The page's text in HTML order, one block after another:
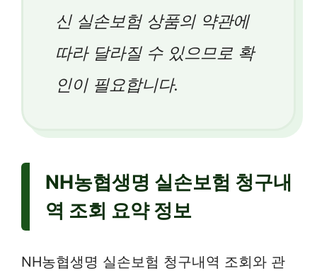
신 실손보험 상품의 약관에
따라 달라질 수 있으므로 확
인이 필요합니다.
NH농협생명 실손보험 청구내
역 조회 요약 정보
NH농협생명 실손보험 청구내역 조회와 관